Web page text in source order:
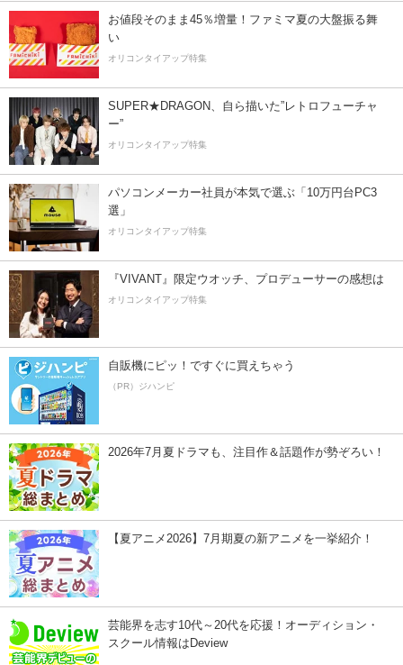
お値段そのまま45％増量！ファミマ夏の大盤振る舞
い
オリコンタイアップ特集
SUPER★DRAGON、自ら描いた”レトロフューチャ
ー”
オリコンタイアップ特集
パソコンメーカー社員が本気で選ぶ「10万円台PC3
選」
オリコンタイアップ特集
『VIVANT』限定ウオッチ、プロデューサーの感想は
オリコンタイアップ特集
自販機にピッ！ですぐに買えちゃう
（PR）ジハンピ
2026年7月夏ドラマも、注目作＆話題作が勢ぞろい！
【夏アニメ2026】7月期夏の新アニメを一挙紹介！
芸能界を志す10代～20代を応援！オーディション・
スクール情報はDeview